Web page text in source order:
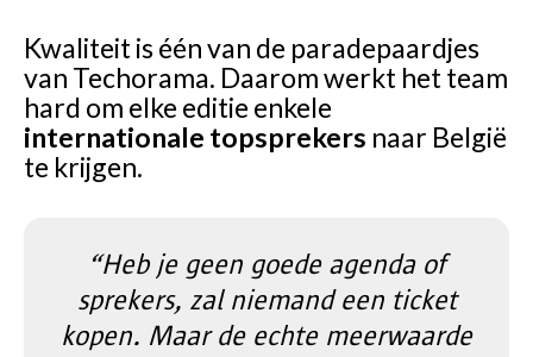
Kwaliteit is één van de paradepaardjes
van Techorama. Daarom werkt het team
hard om elke editie enkele
internationale topsprekers naar België
te krijgen.
“Heb je geen goede agenda of
sprekers, zal niemand een ticket
kopen. Maar de echte meerwaarde